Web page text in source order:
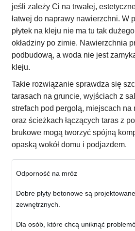
jeśli zależy Ci na trwałej,
łatwej do naprawy nawierzchni. W
płytek na kleju nie ma tu tak
okładziny po zimie. Nawierzchnia
podbudową, a woda nie jest
kleju.
Takie rozwiązanie sprawdza się
tarasach na gruncie, wyjściach z
strefach pod pergolą, miejscach na
oraz ścieżkach łączących taras z
brukowe mogą tworzyć spójną
opaską wokół domu i podjazdem.
Odporność na mróz
Dobre płyty betonowe są
zewnętrznych.
Dla osób, które chcą uniknąć